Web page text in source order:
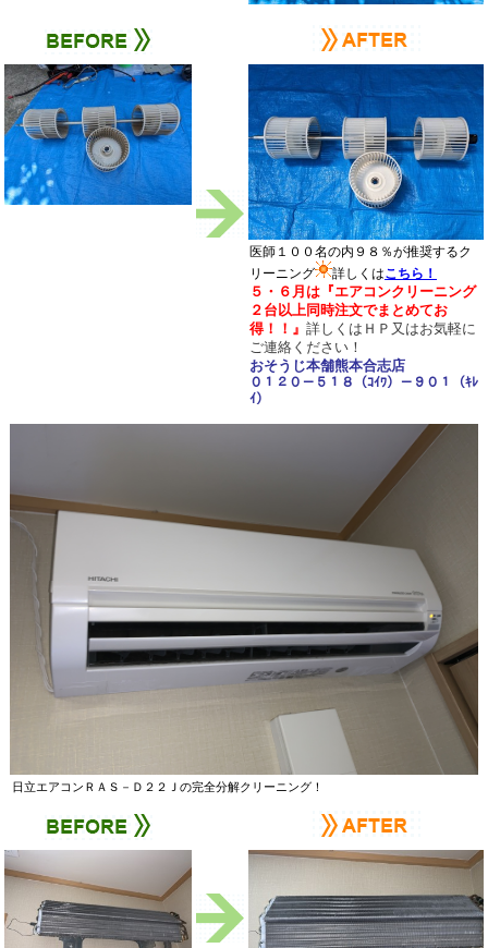
医師１００名の内９８％が推奨するク
リーニング
詳しくはこちら！
５・６月は 『エアコンクリーニング
２台以上同時注文でまとめてお
得！！ 』 詳しくはＨＰ又はお気軽に
ご連絡ください！
おそうじ本舗熊本合志店
０１２０－５１８（ｺｲﾜ）－９０１（ｷﾚ
ｲ）
日立エアコンＲＡＳ－Ｄ２２Ｊの完全分解クリーニング！